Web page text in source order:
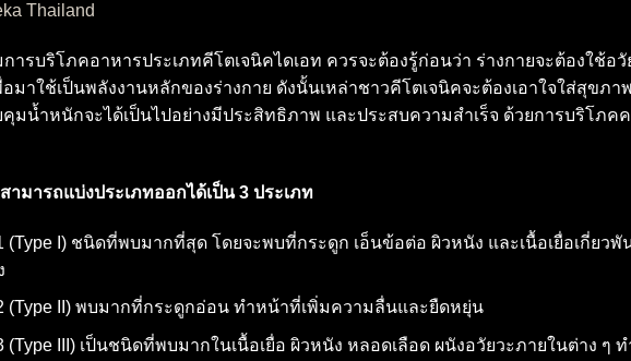
Thailand
ารบริโภคอาหารประเภทคีโตเจนิคไดเอท ควรจะต้องรู้ก่อนว่า ร่างกายจะต้องใช้อวั
อมาใช้เป็นพลังงานหลักของร่างกาย ดังนั้นเหล่าชาวคีโตเจนิคจะต้องเอาใจใส่สุขภา
คุมน้ำหนักจะได้เป็นไปอย่างมีประสิทธิภาพ และประสบความสำเร็จ ด้วยการบริโภค
ามารถแบ่งประเภทออกได้เป็น 3 ประเภท
(Type I) ชนิดที่พบมากที่สุด โดยจะพบที่กระดูก เอ็นข้อต่อ ผิวหนัง และเนื้อเยื่อเกี่ยว
(Type II) พบมากที่กระดูกอ่อน ทำหน้าที่เพิ่มความลื่นและยืดหยุ่น
III) เป็นชนิดที่พบมากในเนื้อเยื่อ ผิวหนัง หลอดเลือด ผนังอวัยวะภายในต่าง ๆ